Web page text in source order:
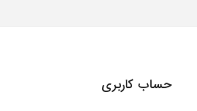
حساب کاربری